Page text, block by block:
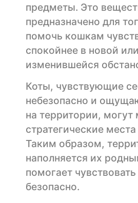
предметы. Это
предназначено для
помочь кошкам
спокойнее в новой или
изменившейся
Коты, чувствующие
небезопасно и
на территории, могут
стратегические
Таким образом,
наполняется их
помогает
безопасно.